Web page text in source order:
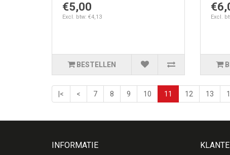
€5,00
Excl. btw: €4,13
BESTELLEN
Excl.
|< < 7 8 9 10 11 12 13
INFORMATIE